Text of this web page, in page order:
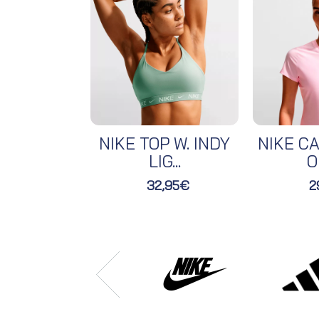
NIKE TOP W. INDY
LIG...
32,95€
NIKE